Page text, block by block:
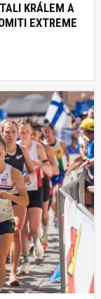
KRÁLEM A
EXTREME